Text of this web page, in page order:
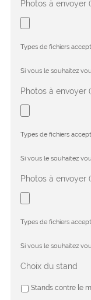
Photos à envoyer
Types de fichiers
Si vous le souhaitez
Photos à envoyer
Types de fichiers
Si vous le souhaitez
Photos à envoyer
Types de fichiers
Si vous le souhaitez
Choix du stand
Stands contre le